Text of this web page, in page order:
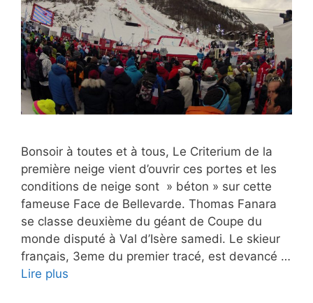
Bonsoir à toutes et à tous, Le Criterium de la
première neige vient d’ouvrir ces portes et les
conditions de neige sont » béton » sur cette
fameuse Face de Bellevarde. Thomas Fanara
se classe deuxième du géant de Coupe du
monde disputé à Val d’Isère samedi. Le skieur
français, 3eme du premier tracé, est devancé …
Lire plus